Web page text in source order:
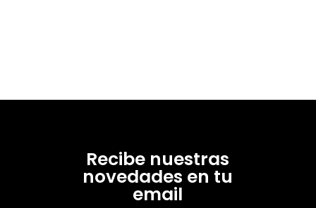
Recibe nuestras
novedades en tu
email